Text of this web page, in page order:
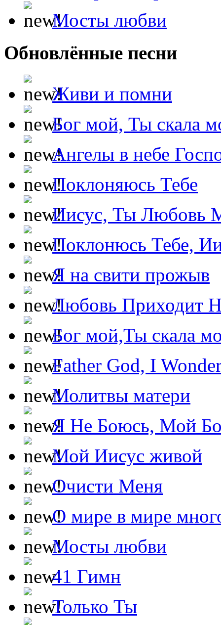
Мосты любви
Обновлённые песни
Живи и помни
Бог мой, Ты скала
Ангелы в небе
Поклоняюсь Тебе
Иисус, Ты Любовь
Поклонюсь Тебе,
Я на свити прожыв
Любовь Приходит
Бог мой,Ты скала
Father God, I
Молитвы матери
Я Не Боюсь, Мой
Мой Иисус живой
Очисти Меня
О мире в мире
Мосты любви
41 Гимн
Только Ты